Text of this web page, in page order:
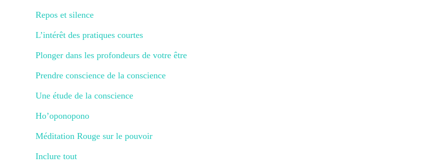
Repos et silence
L’intérêt des pratiques courtes
Plonger dans les profondeurs de votre être
Prendre conscience de la conscience
Une étude de la conscience
Ho’oponopono
Méditation Rouge sur le pouvoir
Inclure tout